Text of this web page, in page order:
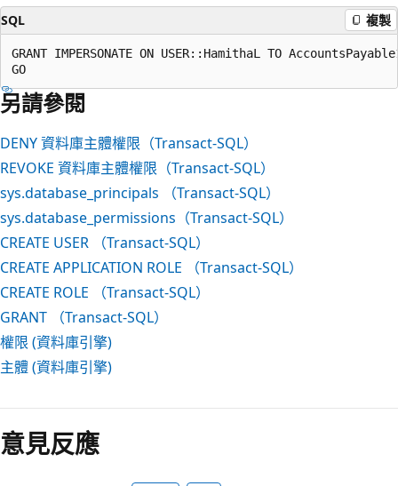
SQL 複製
GRANT IMPERSONATE ON USER::HamithaL TO
另請參閱
DENY 資料庫主體權限（Transact-SQL）
REVOKE 資料庫主體權限（Transact-SQL）
sys.database_principals （Transact-SQL）
sys.database_permissions（Transact-SQL）
CREATE USER （Transact-SQL）
CREATE APPLICATION ROLE （Transact-SQL）
CREATE ROLE （Transact-SQL）
GRANT （Transact-SQL）
權限 (資料庫引擎)
主體 (資料庫引擎)
意見反應